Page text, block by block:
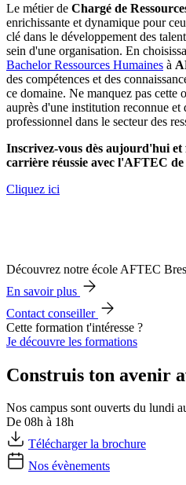
Le métier de Chargé de
enrichissante et dynamique pour
clé dans le développement des
sein d'une organisation. En
Bachelor Ressources Humaines à
des compétences et des
ce domaine. Ne manquez pas cette
auprès d'une institution reconnue et
professionnel dans le secteur des
Inscrivez-vous dès aujourd'hui et
carrière réussie avec l'AFTEC de
Cliquez ici
Découvrez notre école AFTEC
En savoir plus
Contact conseiller
Cette formation t'intéresse ?
Je découvre les formations
Construis ton avenir
Nos campus sont ouverts du lundi
De 08h à 18h
Télécharger la brochure
Nos évènements